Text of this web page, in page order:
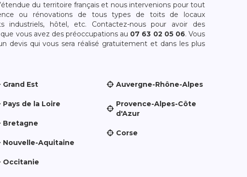
du territoire français et nous intervenions pour tout
ou rénovations de tous types de toits de locaux
industriels, hôtel, etc. Contactez-nous pour avoir des
vous avez des préoccupations au 07 63 02 05 06. Vous
devis qui vous sera réalisé gratuitement et dans les plus
Grand Est
Pays de la Loire
Bretagne
Nouvelle-Aquitaine
Occitanie
Auvergne-Rhône-Alpes
Provence-Alpes-Côte
d'Azur
Corse